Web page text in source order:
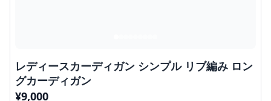
レディースカーディガン シンプル リブ編み ロン
グカーディガン
¥9,000